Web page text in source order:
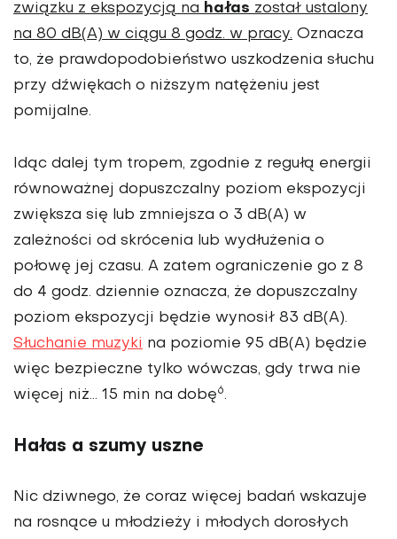
związku z ekspozycją na hałas został ustalony
na 80 dB(A) w ciągu 8 godz. w pracy. Oznacza
to, że prawdopodobieństwo uszkodzenia słuchu
przy dźwiękach o niższym natężeniu jest
pomijalne.
Idąc dalej tym tropem, zgodnie z regułą energii
równoważnej dopuszczalny poziom ekspozycji
zwiększa się lub zmniejsza o 3 dB(A) w
zależności od skrócenia lub wydłużenia o
połowę jej czasu. A zatem ograniczenie go z 8
do 4 godz. dziennie oznacza, że dopuszczalny
poziom ekspozycji będzie wynosił 83 dB(A).
Słuchanie muzyki na poziomie 95 dB(A) będzie
więc bezpieczne tylko wówczas, gdy trwa nie
więcej niż… 15 min na dobę6.
Hałas a szumy uszne
Nic dziwnego, że coraz więcej badań wskazuje
na rosnące u młodzieży i młodych dorosłych